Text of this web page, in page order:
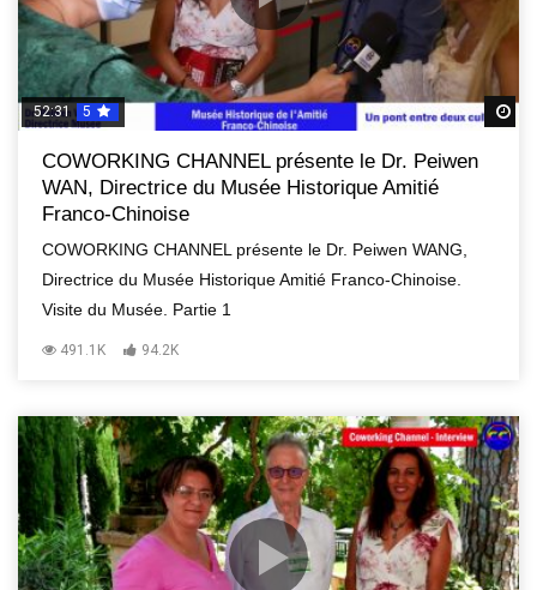
52:31 5
COWORKING CHANNEL présente le Dr. Peiwen
WAN, Directrice du Musée Historique Amitié
Franco-Chinoise
COWORKING CHANNEL présente le Dr. Peiwen WANG,
Directrice du Musée Historique Amitié Franco-Chinoise.
Visite du Musée. Partie 1
491.1K 94.2K